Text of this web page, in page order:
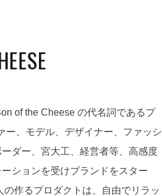
of the Cheese の代名詞であるプ
、モデル、デザイナー、ファッシ
ダー、宮大工、経営者等、高感度
ションを受けブランドをスター
作るプロダクトは、自由でリラッ